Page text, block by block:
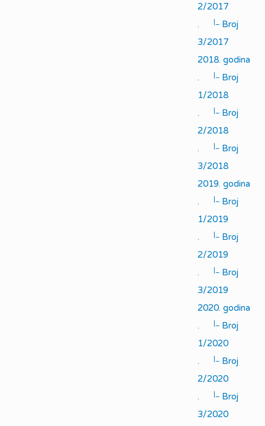
2/2017
.
|_ Broj
3/2017
2018. godina
.
|_ Broj
1/2018
.
|_ Broj
2/2018
.
|_ Broj
3/2018
2019. godina
.
|_ Broj
1/2019
.
|_ Broj
2/2019
.
|_ Broj
3/2019
2020. godina
.
|_ Broj
1/2020
.
|_ Broj
2/2020
.
|_ Broj
3/2020